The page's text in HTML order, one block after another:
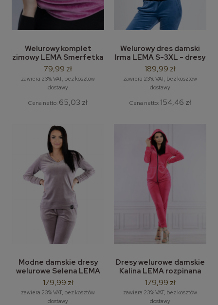
Welurowy komplet
zimowy LEMA Smerfetka
czapka + komin mix
kolorów
79,99 zł
zawiera 23% VAT, bez kosztów
dostawy
Cena netto: 65,03 zł
Welurowy dres damski
Irma LEMA S-3XL - dresy
welurowe
189,99 zł
zawiera 23% VAT, bez kosztów
dostawy
Cena netto: 154,46 zł
Modne damskie dresy
welurowe Selena LEMA
bluza w serek + spodnie
dresowe
179,99 zł
zawiera 23% VAT, bez kosztów
dostawy
Dresy welurowe damskie
Kalina LEMA rozpinana
bluza welurowa z
kapturem
179,99 zł
zawiera 23% VAT, bez kosztów
dostawy